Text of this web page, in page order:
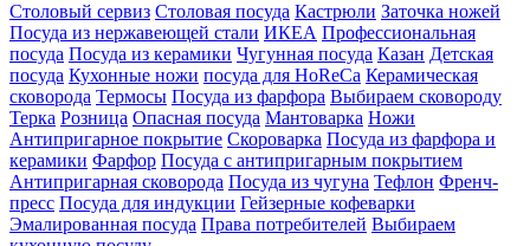
Столовый сервиз Столовая посуда Кастрюли Заточка ножей
Посуда из нержавеющей стали ИКЕА Профессиональная
посуда Посуда из керамики Чугунная посуда Казан Детская
посуда Кухонные ножи посуда для HoReCa Керамическая
сковорода Термосы Посуда из фарфора Выбираем сковороду
Терка Розница Опасная посуда Мантоварка Ножи
Антипригарное покрытие Скороварка Посуда из фарфора и
керамики Фарфор Посуда с антипригарным покрытием
Антипригарная сковорода Посуда из чугуна Тефлон Френч-
пресс Посуда для индукции Гейзерные кофеварки
Эмалированная посуда Права потребителей Выбираем